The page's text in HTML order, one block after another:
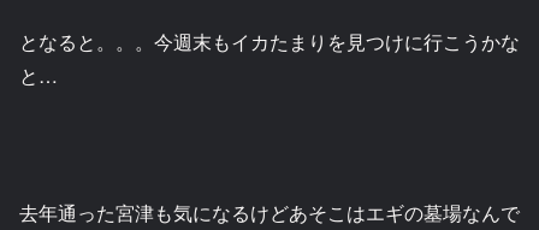
となると。。。今週末もイカたまりを見つけに行こうかな
と…
去年通った宮津も気になるけどあそこはエギの墓場なんで